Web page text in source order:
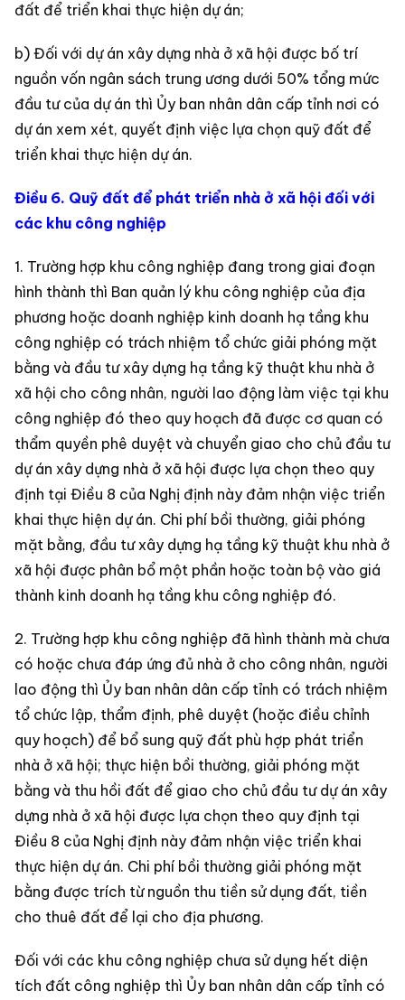
đất để triển khai thực hiện dự án;
b) Đối với dự án xây dựng nhà ở xã hội được bố trí
nguồn vốn ngân sách trung ương dưới 50% tổng mức
đầu tư của dự án thì Ủy ban nhân dân cấp tỉnh nơi có
dự án xem xét, quyết định việc lựa chọn quỹ đất để
triển khai thực hiện dự án.
Điều 6. Quỹ đất để phát triển nhà ở xã hội đối với
các khu công nghiệp
1. Trường hợp khu công nghiệp đang trong giai đoạn
hình thành thì Ban quản lý khu công nghiệp của địa
phương hoặc doanh nghiệp kinh doanh hạ tầng khu
công nghiệp có trách nhiệm tổ chức giải phóng mặt
bằng và đầu tư xây dựng hạ tầng kỹ thuật khu nhà ở
xã hội cho công nhân, người lao động làm việc tại khu
công nghiệp đó theo quy hoạch đã được cơ quan có
thẩm quyền phê duyệt và chuyển giao cho chủ đầu tư
dự án xây dựng nhà ở xã hội được lựa chọn theo quy
định tại Điều 8 của Nghị định này đảm nhận việc triển
khai thực hiện dự án. Chi phí bồi thường, giải phóng
mặt bằng, đầu tư xây dựng hạ tầng kỹ thuật khu nhà ở
xã hội được phân bổ một phần hoặc toàn bộ vào giá
thành kinh doanh hạ tầng khu công nghiệp đó.
2. Trường hợp khu công nghiệp đã hình thành mà chưa
có hoặc chưa đáp ứng đủ nhà ở cho công nhân, người
lao động thì Ủy ban nhân dân cấp tỉnh có trách nhiệm
tổ chức lập, thẩm định, phê duyệt (hoặc điều chỉnh
quy hoạch) để bổ sung quỹ đất phù hợp phát triển
nhà ở xã hội; thực hiện bồi thường, giải phóng mặt
bằng và thu hồi đất để giao cho chủ đầu tư dự án xây
dựng nhà ở xã hội được lựa chọn theo quy định tại
Điều 8 của Nghị định này đảm nhận việc triển khai
thực hiện dự án. Chi phí bồi thường giải phóng mặt
bằng được trích từ nguồn thu tiền sử dụng đất, tiền
cho thuê đất để lại cho địa phương.
Đối với các khu công nghiệp chưa sử dụng hết diện
tích đất công nghiệp thì Ủy ban nhân dân cấp tỉnh có